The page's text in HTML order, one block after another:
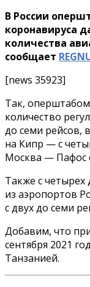
В России
коронавируса
количества
сообщает
[news 35923]
Так,
количество
до семи рейсов,
на Кипр — с
Москва — Пафос
Также с четырех
из аэропортов
с двух до семи
Добавим, что
сентября 2021
Танзанией.